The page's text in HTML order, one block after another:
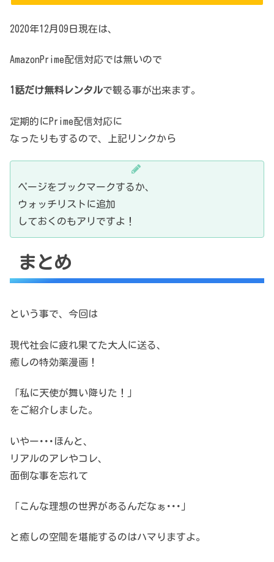
2020年12月09日現在は、
AmazonPrime配信対応では無いので
1話だけ無料レンタルで観る事が出来ます。
定期的にPrime配信対応に
なったりもするので、上記リンクから
ページをブックマークするか、
ウォッチリストに追加
しておくのもアリですよ！
まとめ
という事で、今回は
現代社会に疲れ果てた大人に送る、
癒しの特効薬漫画！
「私に天使が舞い降りた！」
をご紹介しました。
いやー･･･ほんと、
リアルのアレやコレ、
面倒な事を忘れて
「こんな理想の世界があるんだなぁ･･･」
と癒しの空間を堪能するのはハマりますよ。